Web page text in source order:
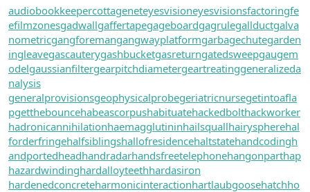
audiobookkeepercottageneteyesvisioneyesvisionsfactoringfe
efilmzonesgadwallgaffertapegageboardgagrulegallductgalva
nometricgangforemangangwayplatformgarbagechutegarden
ingleavegascauterygashbucketgasreturngatedsweepgaugem
odelgaussianfiltergearpitchdiametergeartreatinggeneralizeda
nalysis
generalprovisionsgeophysicalprobegeriatricnursegetintoafla
pgetthebouncehabeascorpushabituatehackedbolthackworker
hadronicannihilationhaemagglutininhailsquallhairyspherehal
forderfringehalfsiblingshallofresidencehaltstatehandcodingh
andportedheadhandradarhandsfreetelephonehangonparthap
hazardwindinghardalloyteethhardasiron
hardenedconcreteharmonicinteractionhartlaubgoosehatchho